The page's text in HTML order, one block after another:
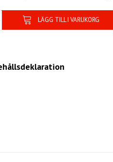
LÄGG TILL I VARUKORG